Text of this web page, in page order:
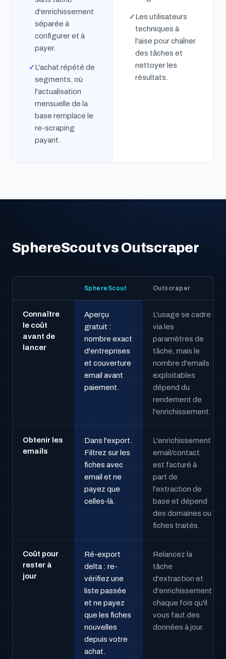
d'enrichissement
séparée à
configurer et à
payer.
L'achat répété de
segments, où
l'actualisation
mensuelle de la
base remplace le
re-scraping
payant.
Les utilisateurs
techniques à
l'aise pour chaîner
des tâches et
nettoyer les
résultats.
SphereScout vs Outscraper
SphereScout Outscraper
Connaître
le coût
avant de
lancer
Aperçu
gratuit :
nombre exact
d'entreprises
et couverture
email avant
paiement.
L'usage se cadre
via les
paramètres de
tâche, mais le
nombre d'emails
exploitables
dépend du
rendement de
l'enrichissement.
Obtenir les
emails
Dans l'export.
Filtrez sur les
fiches avec
email et ne
payez que
celles-là.
L'enrichissement
email/contact
est facturé à
part de
l'extraction de
base et dépend
des domaines ou
fiches traités.
Coût pour
rester à
jour
Ré-export
delta : re-
vérifiez une
liste passée
et ne payez
que les fiches
nouvelles
depuis votre
achat.
Relancez la
tâche
d'extraction et
d'enrichissement
chaque fois qu'il
vous faut des
données à jour.